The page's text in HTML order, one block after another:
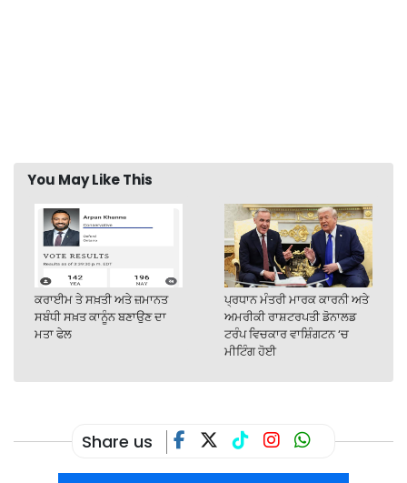
You May Like This
ਕਰਾਈਮ ਤੇ ਸਖ਼ਤੀ ਅਤੇ ਜ਼ਮਾਨਤ
ਸਬੰਧੀ ਸਖ਼ਤ ਕਾਨੂੰਨ ਬਣਾਉਣ ਦਾ
ਮਤਾ ਫੇਲ
ਪ੍ਰਧਾਨ ਮੰਤਰੀ ਮਾਰਕ ਕਾਰਨੀ ਅਤੇ
ਅਮਰੀਕੀ ਰਾਸ਼ਟਰਪਤੀ ਡੋਨਾਲਡ
ਟਰੰਪ ਵਿਚਕਾਰ ਵਾਸ਼ਿੰਗਟਨ ‘ਚ
ਮੀਟਿੰਗ ਹੋਈ
Share us